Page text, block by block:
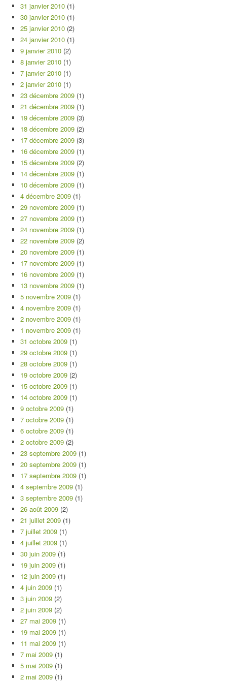
31 janvier 2010 (1)
30 janvier 2010 (1)
25 janvier 2010 (2)
24 janvier 2010 (1)
9 janvier 2010 (2)
8 janvier 2010 (1)
7 janvier 2010 (1)
2 janvier 2010 (1)
23 décembre 2009 (1)
21 décembre 2009 (1)
19 décembre 2009 (3)
18 décembre 2009 (2)
17 décembre 2009 (3)
16 décembre 2009 (1)
15 décembre 2009 (2)
14 décembre 2009 (1)
10 décembre 2009 (1)
4 décembre 2009 (1)
29 novembre 2009 (1)
27 novembre 2009 (1)
24 novembre 2009 (1)
22 novembre 2009 (2)
20 novembre 2009 (1)
17 novembre 2009 (1)
16 novembre 2009 (1)
13 novembre 2009 (1)
5 novembre 2009 (1)
4 novembre 2009 (1)
2 novembre 2009 (1)
1 novembre 2009 (1)
31 octobre 2009 (1)
29 octobre 2009 (1)
28 octobre 2009 (1)
19 octobre 2009 (2)
15 octobre 2009 (1)
14 octobre 2009 (1)
9 octobre 2009 (1)
7 octobre 2009 (1)
6 octobre 2009 (1)
2 octobre 2009 (2)
23 septembre 2009 (1)
20 septembre 2009 (1)
17 septembre 2009 (1)
4 septembre 2009 (1)
3 septembre 2009 (1)
26 août 2009 (2)
21 juillet 2009 (1)
7 juillet 2009 (1)
4 juillet 2009 (1)
30 juin 2009 (1)
19 juin 2009 (1)
12 juin 2009 (1)
4 juin 2009 (1)
3 juin 2009 (2)
2 juin 2009 (2)
27 mai 2009 (1)
19 mai 2009 (1)
11 mai 2009 (1)
7 mai 2009 (1)
5 mai 2009 (1)
2 mai 2009 (1)